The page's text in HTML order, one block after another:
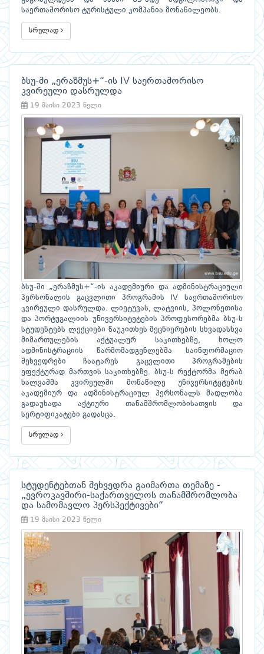
საერთაშორისო ტურისტული კომპანია მონაწილეობს.
სრულად
ბსუ-ში „ერაზმუს+“-ის IV საერთაშორისო
კვირეული დასრულდა
19 მაისი 2023 წელი
ბსუ-ში „ერაზმუს+“-ის აკადემიური და ადმინისტრაციული
პერსონალის გაცვლითი პროგრამის IV საერთაშორისო
კვირეული დასრულდა. ლიეტუვას, ლატვიის, პოლონეთისა
და პორტუგალიის უნივერსიტეტების პროფესორებმა ბსუ-ს
სტუდენტებს ლექციები წაუკითხეს მეცნიერების სხვადასხვა
მიმართულების აქტუალურ საკითხებზე, ხოლო
ადმინისტრაციის წარმომადგენლებმა საინფორმაციო
შეხვედრები ჩაატარეს გაცვლითი პროგრამების
ეფექტურად მართვის საკითხებზე. ბსუ-ს რექტორმა მერაბ
ხალვაშმა კვირეულში მონაწილე უნივერსიტეტების
აკადემიურ და ადმინისტრაციულ პერსონალს მადლობა
გადაუხადა აქტიური თანამშრომლობისათვის და
სერტიფიკატები გადასცა.
სრულად
სტუდენტებთან შეხვედრა გაიმართა თემაზე -
„ევროკავშირი-საქართველოს თანამშრომლობა
და სამომავლო პერსპექტივები“
19 მაისი 2023 წელი